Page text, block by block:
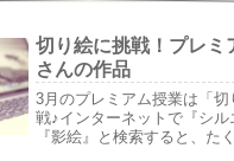
切り絵に挑戦！プレミ
さんの作品
3月のプレミアム授業は「切
戦♪インターネットで『シル
『影絵』と検索すると、た